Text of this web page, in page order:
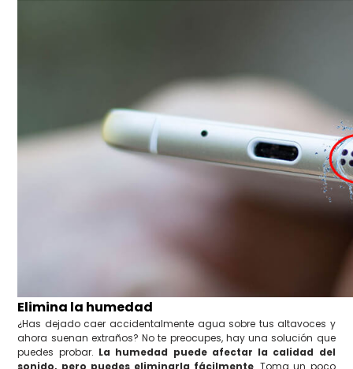
Elimina la humedad
¿Has dejado caer accidentalmente agua sobre tus altavoces y
ahora suenan extraños? No te preocupes, hay una solución que
puedes probar. La humedad puede afectar la calidad del
sonido, pero puedes eliminarla fácilmente. Toma un poco